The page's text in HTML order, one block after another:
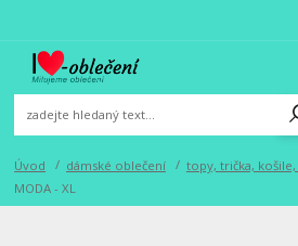
Úvod dámské oblečení topy, trička,
MODA - XL